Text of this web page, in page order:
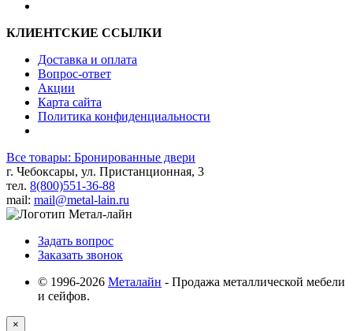
КЛИЕНТСКИЕ ССЫЛКИ
Доставка и оплата
Вопрос-ответ
Акции
Карта сайта
Политика конфиденциальности
Все товары: Бронированные двери
г. Чебоксары, ул. Пристанционная, 3
тел. 8(800)551-36-88
mail: mail@metal-lain.ru
Задать вопрос
Заказать звонок
© 1996-2026 Металайн - Продажа металлической мебели
и сейфов.
×